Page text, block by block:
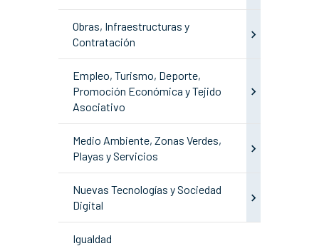
Obras, Infraestructuras y
Contratación
Empleo, Turismo, Deporte,
Promoción Económica y Tejido
Asociativo
Medio Ambiente, Zonas Verdes,
Playas y Servicios
Nuevas Tecnologías y Sociedad
Digital
Igualdad